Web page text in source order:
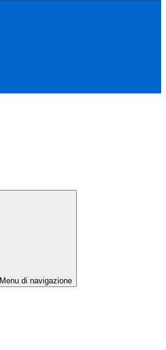
Menu di navigazione